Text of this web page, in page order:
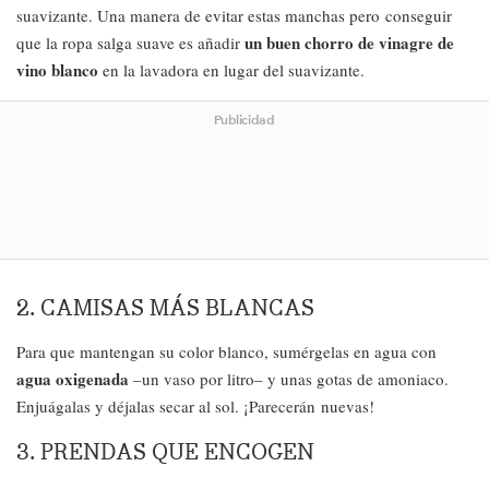
suavizante. Una manera de evitar estas manchas pero conseguir
que la ropa salga suave es añadir un buen chorro de vinagre de
vino blanco en la lavadora en lugar del suavizante.
Publicidad
2. CAMISAS MÁS BLANCAS
Para que mantengan su color blanco, sumérgelas en agua con
agua oxigenada –un vaso por litro– y unas gotas de amoniaco.
Enjuágalas y déjalas secar al sol. ¡Parecerán nuevas!
3. PRENDAS QUE ENCOGEN